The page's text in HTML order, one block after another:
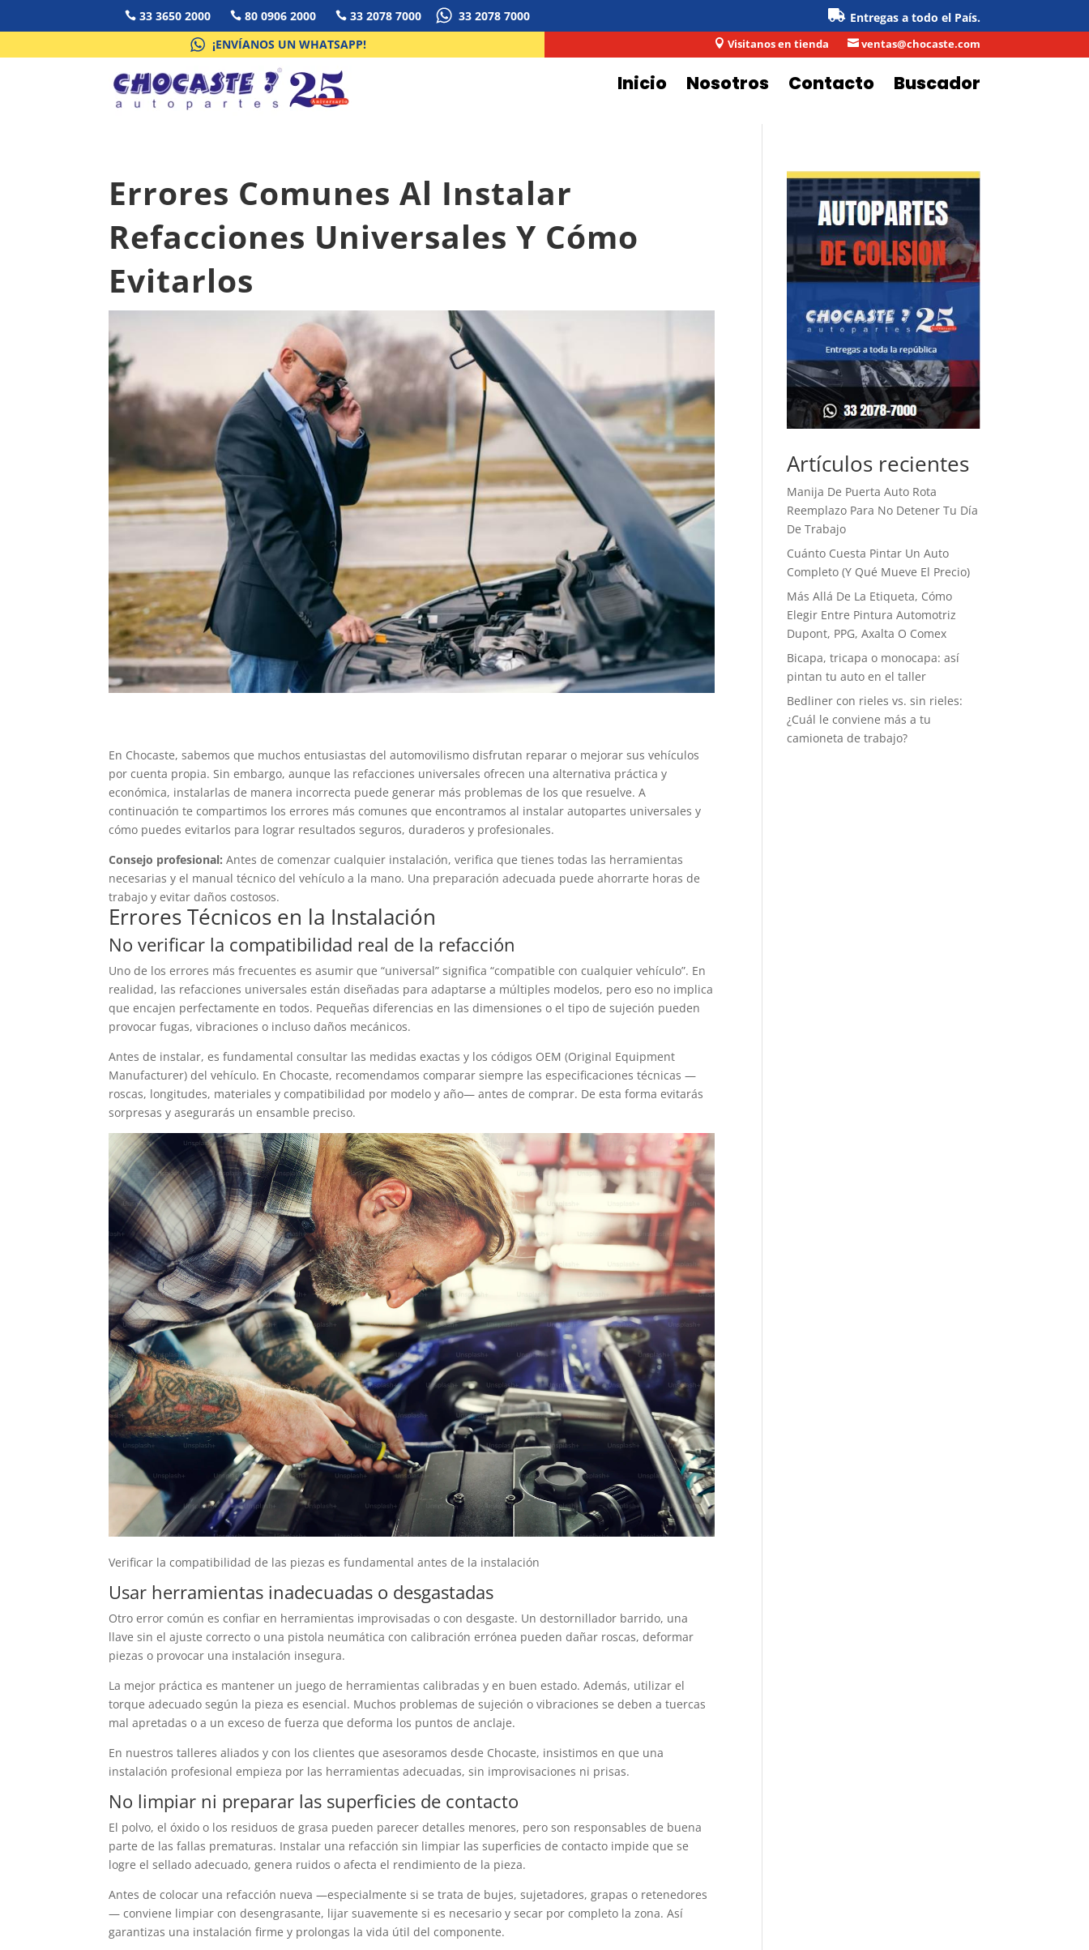
 33 3650 2000  80 0906 2000  33 2078 7000 33 2078 7000
Entregas a todo el País.
¡ENVÍANOS UN WHATSAPP!
 Visitanos en tienda  ventas@chocaste.com
Inicio Nosotros Contacto Buscador
Errores Comunes Al Instalar
Refacciones Universales Y Cómo
Evitarlos
En Chocaste, sabemos que muchos entusiastas del automovilismo disfrutan reparar o mejorar sus vehículos
por cuenta propia. Sin embargo, aunque las refacciones universales ofrecen una alternativa práctica y
económica, instalarlas de manera incorrecta puede generar más problemas de los que resuelve. A
continuación te compartimos los errores más comunes que encontramos al instalar autopartes universales y
cómo puedes evitarlos para lograr resultados seguros, duraderos y profesionales.
Consejo profesional: Antes de comenzar cualquier instalación, verifica que tienes todas las herramientas
necesarias y el manual técnico del vehículo a la mano. Una preparación adecuada puede ahorrarte horas de
trabajo y evitar daños costosos.
Errores Técnicos en la Instalación
No verificar la compatibilidad real de la refacción
Uno de los errores más frecuentes es asumir que “universal” significa “compatible con cualquier vehículo”. En
realidad, las refacciones universales están diseñadas para adaptarse a múltiples modelos, pero eso no implica
que encajen perfectamente en todos. Pequeñas diferencias en las dimensiones o el tipo de sujeción pueden
provocar fugas, vibraciones o incluso daños mecánicos.
Antes de instalar, es fundamental consultar las medidas exactas y los códigos OEM (Original Equipment
Manufacturer) del vehículo. En Chocaste, recomendamos comparar siempre las especificaciones técnicas —
roscas, longitudes, materiales y compatibilidad por modelo y año— antes de comprar. De esta forma evitarás
sorpresas y asegurarás un ensamble preciso.
Verificar la compatibilidad de las piezas es fundamental antes de la instalación
Usar herramientas inadecuadas o desgastadas
Otro error común es confiar en herramientas improvisadas o con desgaste. Un destornillador barrido, una
llave sin el ajuste correcto o una pistola neumática con calibración errónea pueden dañar roscas, deformar
piezas o provocar una instalación insegura.
La mejor práctica es mantener un juego de herramientas calibradas y en buen estado. Además, utilizar el
torque adecuado según la pieza es esencial. Muchos problemas de sujeción o vibraciones se deben a tuercas
mal apretadas o a un exceso de fuerza que deforma los puntos de anclaje.
En nuestros talleres aliados y con los clientes que asesoramos desde Chocaste, insistimos en que una
instalación profesional empieza por las herramientas adecuadas, sin improvisaciones ni prisas.
No limpiar ni preparar las superficies de contacto
El polvo, el óxido o los residuos de grasa pueden parecer detalles menores, pero son responsables de buena
parte de las fallas prematuras. Instalar una refacción sin limpiar las superficies de contacto impide que se
logre el sellado adecuado, genera ruidos o afecta el rendimiento de la pieza.
Antes de colocar una refacción nueva —especialmente si se trata de bujes, sujetadores, grapas o retenedores
— conviene limpiar con desengrasante, lijar suavemente si es necesario y secar por completo la zona. Así
garantizas una instalación firme y prolongas la vida útil del componente.
Artículos recientes
Manija De Puerta Auto Rota
Reemplazo Para No Detener Tu Día
De Trabajo
Cuánto Cuesta Pintar Un Auto
Completo (Y Qué Mueve El Precio)
Más Allá De La Etiqueta, Cómo
Elegir Entre Pintura Automotriz
Dupont, PPG, Axalta O Comex
Bicapa, tricapa o monocapa: así
pintan tu auto en el taller
Bedliner con rieles vs. sin rieles:
¿Cuál le conviene más a tu
camioneta de trabajo?